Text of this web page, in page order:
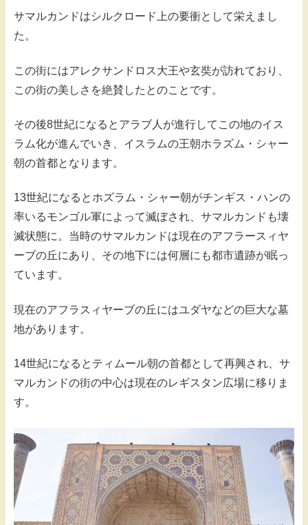
サマルカンドはシルクロード上の要衝として栄えまし
た。
この街にはアレクサンドロス大王や玄奘が訪れており、
この街の美しさを絶賛したとのことです。
その後8世紀になるとアラブ人が進行してこの地のイス
ラム化が進んでいき、イスラムの王朝ホラズム・シャー
朝の首都となります。
13世紀になるとホズラム・シャー朝がチンギス・ハンの
率いるモンゴル軍によって滅ぼされ、サマルカンドも壊
滅状態に。当時のサマルカンドは現在のアフラースィヤ
ーブの丘にあり、その地下には何層にも都市遺跡が眠っ
ています。
現在のアフラスィヤーブの丘にはユダヤなどの巨大な墓
地があります。
14世紀になるとティムール朝の首都として再興され、サ
マルカンドの街の中心は現在のレギスタン広場に移りま
す。